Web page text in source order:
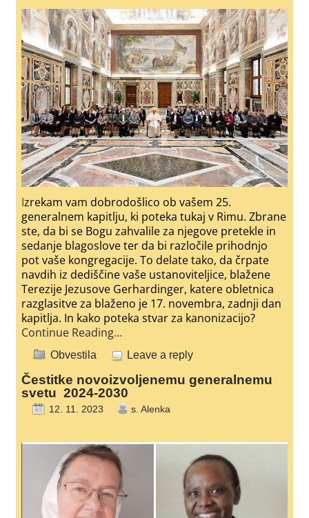
zrekam vam dobrodošlico ob vašem 25.
generalnem kapitlju, ki poteka tukaj v Rimu. Zbrane
ste, da bi se Bogu zahvalile za njegove pretekle in
sedanje blagoslove ter da bi razločile prihodnjo
pot vaše kongregacije. To delate tako, da črpate
navdih iz dediščine vaše ustanoviteljice, blažene
Terezije Jezusove Gerhardinger, katere obletnica
razglasitve za blaženo je 17. novembra, zadnji dan
kapitlja. In kako poteka stvar za kanonizacijo?
Continue Reading…
Obvestila Leave a reply
Čestitke novoizvoljenemu generalnemu
svetu 2024-2030
12. 11. 2023 s. Alenka